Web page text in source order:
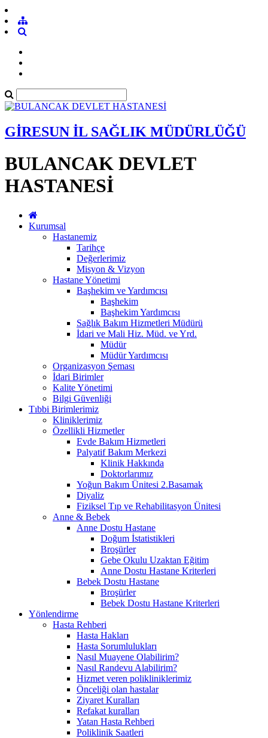
GİRESUN İL SAĞLIK MÜDÜRLÜĞÜ
BULANCAK DEVLET
HASTANESİ
Kurumsal
Hastanemiz
Tarihçe
Değerlerimiz
Misyon & Vizyon
Hastane Yönetimi
Başhekim ve Yardımcısı
Başhekim
Başhekim Yardımcısı
Sağlık Bakım Hizmetleri Müdürü
İdari ve Mali Hiz. Müd. ve Yrd.
Müdür
Müdür Yardımcısı
Organizasyon Şeması
İdari Birimler
Kalite Yönetimi
Bilgi Güvenliği
Tıbbi Birimlerimiz
Kliniklerimiz
Özellikli Hizmetler
Evde Bakım Hizmetleri
Palyatif Bakım Merkezi
Klinik Hakkında
Doktorlarımız
Yoğun Bakım Ünitesi 2.Basamak
Diyaliz
Fiziksel Tıp ve Rehabilitasyon Ünitesi
Anne & Bebek
Anne Dostu Hastane
Doğum İstatistikleri
Broşürler
Gebe Okulu Uzaktan Eğitim
Anne Dostu Hastane Kriterleri
Bebek Dostu Hastane
Broşürler
Bebek Dostu Hastane Kriterleri
Yönlendirme
Hasta Rehberi
Hasta Hakları
Hasta Sorumlulukları
Nasıl Muayene Olabilirim?
Nasıl Randevu Alabilirim?
Hizmet veren polikliniklerimiz
Önceliği olan hastalar
Ziyaret Kuralları
Refakat kuralları
Yatan Hasta Rehberi
Poliklinik Saatleri